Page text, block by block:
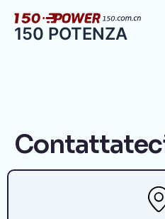
contenuto
150 POTENZA